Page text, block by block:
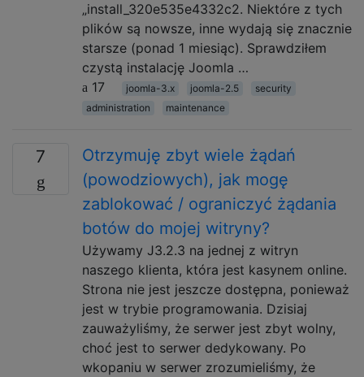
„install_320e535e4332c2. Niektóre z tych
plików są nowsze, inne wydają się znacznie
starsze (ponad 1 miesiąc). Sprawdziłem
czystą instalację Joomla …
17
joomla-3.x joomla-2.5
security
administration
maintenance
7
Otrzymuję zbyt wiele żądań
(powodziowych), jak mogę
zablokować / ograniczyć żądania
botów do mojej witryny?
Używamy J3.2.3 na jednej z witryn
naszego klienta, która jest kasynem online.
Strona nie jest jeszcze dostępna, ponieważ
jest w trybie programowania. Dzisiaj
zauważyliśmy, że serwer jest zbyt wolny,
choć jest to serwer dedykowany. Po
wkopaniu w serwer zrozumieliśmy, że